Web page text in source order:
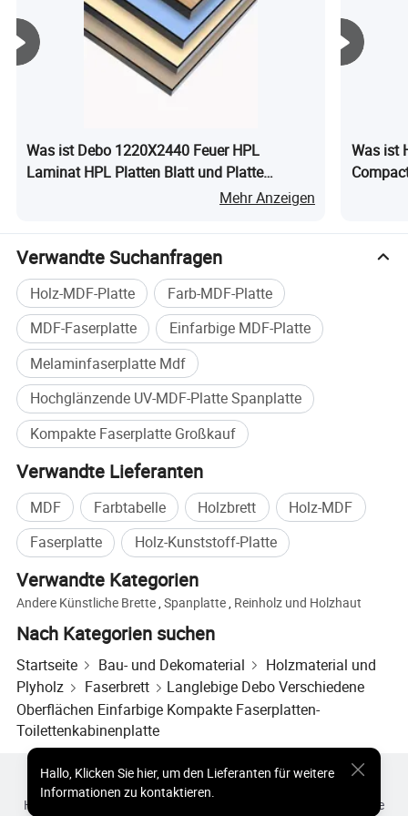
Was ist Debo 1220X2440 Feuer HPL
Laminat HPL Platten Blatt und Platte
Mehr Anzeigen
Was ist
Verwandte Suchanfragen
Holz-MDF-Platte
Farb-MDF-Platte
MDF-Faserplatte
Einfarbige MDF-Platte
Melaminfaserplatte Mdf
Hochglänzende UV-MDF-Platte Spanplatte
Kompakte Faserplatte Großkauf
Verwandte Lieferanten
MDF Farbtabelle Holzbrett
Holz-MDF
Faserplatte
Holz-Kunststoff-Platte
Verwandte Kategorien
Andere Künstliche Brette,Spanplatte, Reinholz und Holzhaut
Nach Kategorien suchen
Startseite Bau- und Dekomaterial
Holzmaterial und
Plyholz
Faserbrett
Langlebige Debo Verschiedene
Oberflächen Einfarbige Kompakte Faserplatten-
Toilettenkabinenplatte
Hallo, Klicken Sie hier, um den Lieferanten für weitere
Informationen zu kontaktieren.
Heiße Produkte
Heiße Produkte Preis
Heiße Großhandelsprodukte
Einblicke